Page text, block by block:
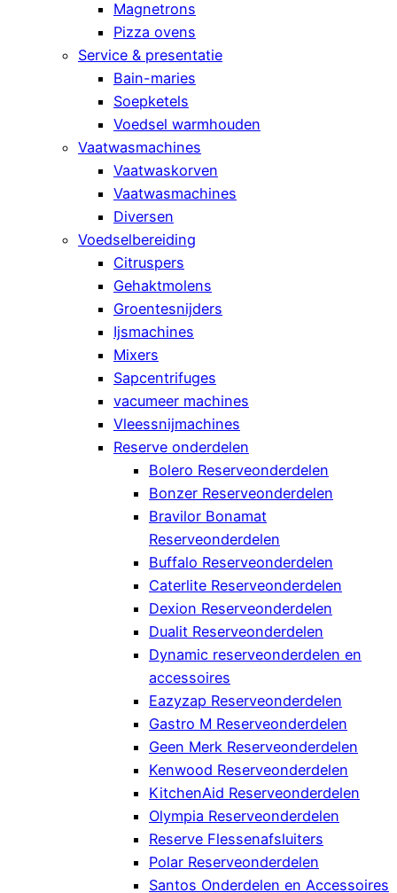
Magnetrons
Pizza ovens
Service & presentatie
Bain-maries
Soepketels
Voedsel warmhouden
Vaatwasmachines
Vaatwaskorven
Vaatwasmachines
Diversen
Voedselbereiding
Citruspers
Gehaktmolens
Groentesnijders
Ijsmachines
Mixers
Sapcentrifuges
vacumeer machines
Vleessnijmachines
Reserve onderdelen
Bolero Reserveonderdelen
Bonzer Reserveonderdelen
Bravilor Bonamat
Reserveonderdelen
Buffalo Reserveonderdelen
Caterlite Reserveonderdelen
Dexion Reserveonderdelen
Dualit Reserveonderdelen
Dynamic reserveonderdelen en
accessoires
Eazyzap Reserveonderdelen
Gastro M Reserveonderdelen
Geen Merk Reserveonderdelen
Kenwood Reserveonderdelen
KitchenAid Reserveonderdelen
Olympia Reserveonderdelen
Reserve Flessenafsluiters
Polar Reserveonderdelen
Santos Onderdelen en Accessoires